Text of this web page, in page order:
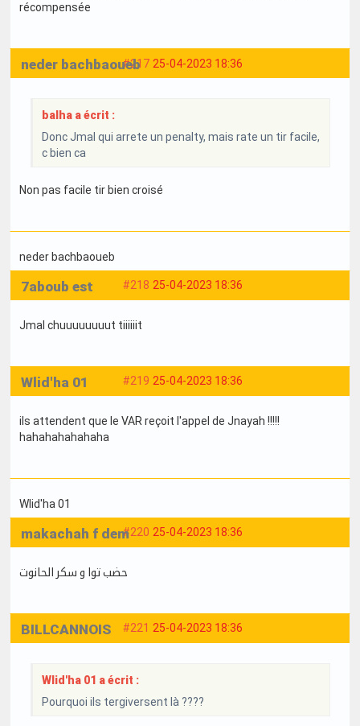
récompensée
#217 25-04-2023 18:36
neder bachbaoueb
balha a écrit :
Donc Jmal qui arrete un penalty, mais rate un tir facile,
c bien ca
Non pas facile tir bien croisé
neder bachbaoueb
#218 25-04-2023 18:36
7aboub est
Jmal chuuuuuuuut tiiiiiit
#219 25-04-2023 18:36
Wlid'ha 01
ils attendent que le VAR reçoit l'appel de Jnayah !!!!!
hahahahahahaha
Wlid'ha 01
#220 25-04-2023 18:36
makachah f dem
حضب توا و سكر الحانوت
#221 25-04-2023 18:36
BILLCANNOIS
Wlid'ha 01 a écrit :
Pourquoi ils tergiversent là ????